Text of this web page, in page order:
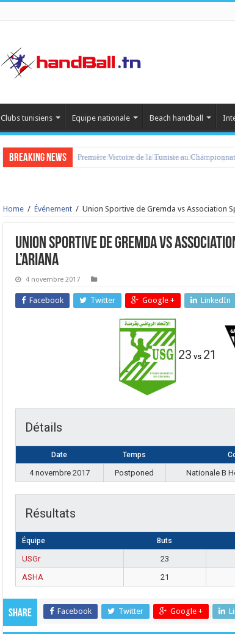
Clubs tunisiens Equipe nationale Beach handball
Breaking News tournoi international Hammamet 2023 :
Home / Événement / Union Sportive de Gremda vs Association
Union Sportive de Gremda vs
l’Ariana
4 novembre 2017
Facebook Twitter Google + LinkedIn
23 vs 21
Détails
Date Temps
4 novembre 2017 Postponed Nationale B
Résultats
Équipe Buts
USGr 23
ASHA
21
Share Facebook Twitter Google +